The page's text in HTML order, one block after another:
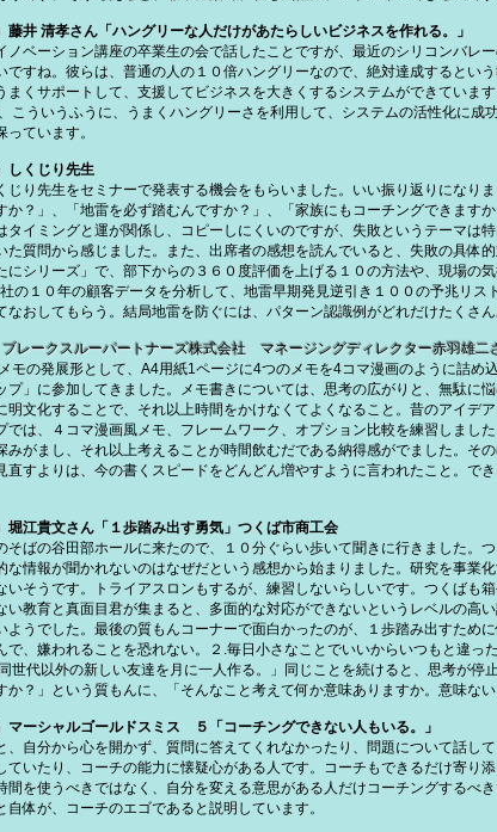
藤井 清孝さん「ハングリーな人だけがあたらしいビジネスを作れる。」
ノベーション講座の卒業生の会で話したことですが、最近のシリコンバレ
ですね。彼らは、普通の人の１０倍ハングリーなので、絶対達成するとい
まくサポートして、支援してビジネスを大きくするシステムができていま
こういうふうに、うまくハングリーさを利用して、システムの活性化に成
ています。
しくじり先生
じり先生をセミナーで発表する機会をもらいました。いい振り返りになり
か？」、「地雷を必ず踏むんですか？」、「家族にもコーチングできます
タイミングと運が関係し、コピーしにくいのですが、失敗というテーマは
た質問から感じました。また、出席者の感想を読んでいると、失敗の具体
にシリーズ」で、部下からの３６０度評価を上げる１０の方法や、現場の
の１０年の顧客データを分析して、地雷早期発見逆引き１００の予兆リス
なおしてもらう。結局地雷を防ぐには、パターン認識例がどれだけたくさん
レークスルーパートナーズ株式会社 マネージングディレクター赤羽雄二
モの発展形として、A4用紙1ページに4つのメモを4コマ漫画のように詰
プ」に参加してきました。メモ書きについては、思考の広がりと、無駄に
明文化することで、それ以上時間をかけなくてよくなること。昔のアイデ
では、４コマ漫画風メモ、フレームワーク、オプション比較を練習しまし
みがまし、それ以上考えることが時間飲むだである納得感がでました。そ
直すよりは、今の書くスピードをどんどん増やすように言われたこと。で
堀江貴文さん「１歩踏み出す勇気」つくば市商工会
そばの谷田部ホールに来たので、１０分ぐらい歩いて聞きに行きました。
な情報が聞かれないのはなぜだという感想から始まりました。研究を事業
いそうです。トライアスロンもするが、練習しないらしいです。つくばも
い教育と真面目君が集まると、多面的な対応ができないというレベルの高
ようでした。最後の質もんコーナーで面白かったのが、１歩踏み出すため
で、嫌われることを恐れない。２.毎日小さなことでいいからいつもと違っ
世代以外の新しい友達を月に一人作る。」同じことを続けると、思考が停
か？」という質もんに、「そんなこと考えて何か意味ありますか。意味な
マーシャルゴールドスミス ５「コーチングできない人もいる。」
、自分から心を開かず、質問に答えてくれなかったり、問題について話し
ていたり、コーチの能力に懐疑心がある人です。コーチもできるだけ寄り
間を使うべきではなく、自分を変える意思がある人だけコーチングするべ
自体が、コーチのエゴであると説明しています。